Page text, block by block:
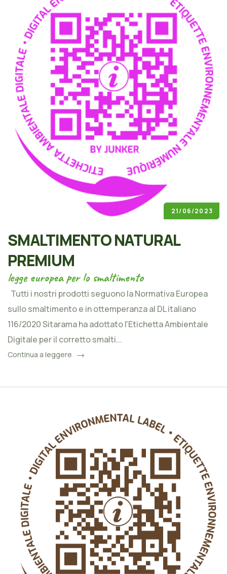
21/06/2023
SMALTIMENTO NATURAL
PREMIUM
legge europea per lo smaltimento
Tutti i nostri prodotti seguono la Normativa Europea
sullo smaltimento e in ottemperanza al DL italiano
116/2020 Sitarama ha adottato l'Etichetta Ambientale
Digitale per il corretto smalti...
Continua a leggere